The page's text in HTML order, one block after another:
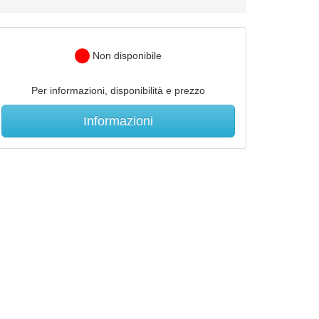
Non disponibile
Per informazioni, disponibilità e prezzo
Informazioni